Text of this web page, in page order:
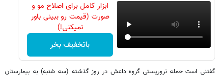
ابزار کامل برای اصلاح مو و
صورت (قیمت رو ببینی باور
نمیکنی!)
باتخفیف بخر
گفتنی است حمله تروریستی گروه داعش در روز گذشته (سه شنبه) به بیمارستان